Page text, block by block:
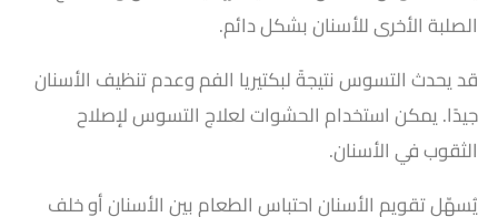
الصلبة الأخرى للأسنان بشكل دائم.
قد يحدث التسوس نتيجةً لبكتيريا الفم وعدم تنظيف الأسنان
جيدًا. يمكن استخدام الحشوات لعلاج التسوس لإصلاح
الثقوب في الأسنان.
يُسهّل تقويم الأسنان احتباس الطعام بين الأسنان أو خلف